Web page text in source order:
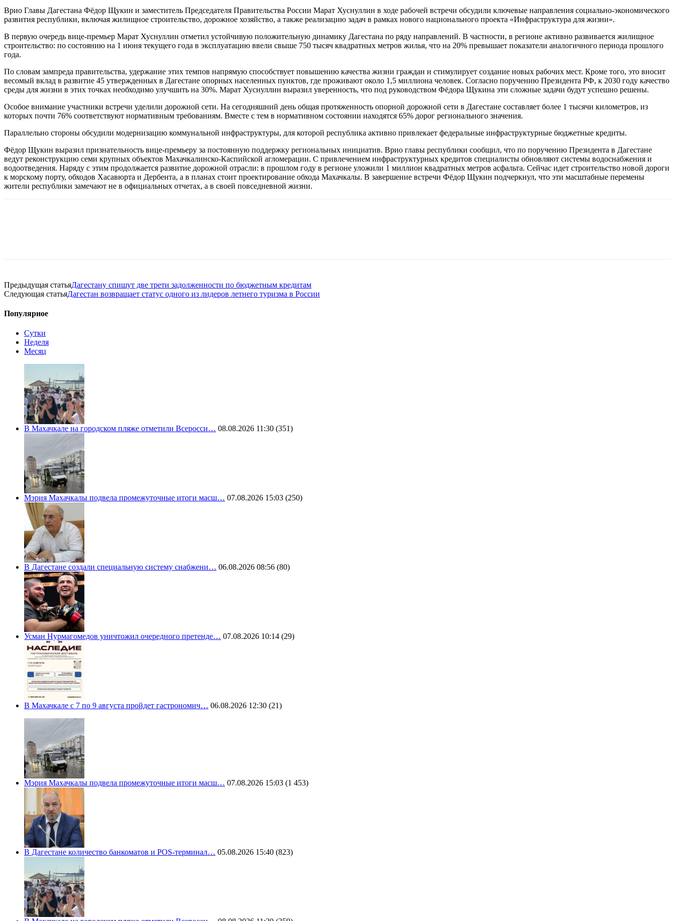
Врио Главы Дагестана Фёдор Щукин и заместитель Председателя Правительства России Марат Хуснуллин в ходе рабочей встречи обсудили ключевые направления социально-экономического
развития республики, включая жилищное строительство, дорожное хозяйство, а также реализацию задач в рамках нового национального проекта «Инфраструктура для жизни».
В первую очередь вице-премьер Марат Хуснуллин отметил устойчивую положительную динамику Дагестана по ряду направлений. В частности, в регионе активно развивается жилищное
строительство: по состоянию на 1 июня текущего года в эксплуатацию ввели свыше 750 тысяч квадратных метров жилья, что на 20% превышает показатели аналогичного периода прошлого
года.
По словам зампреда правительства, удержание этих темпов напрямую способствует повышению качества жизни граждан и стимулирует создание новых рабочих мест. Кроме того, это вносит
весомый вклад в развитие 45 утвержденных в Дагестане опорных населенных пунктов, где проживают около 1,5 миллиона человек. Согласно поручению Президента РФ, к 2030 году качество
среды для жизни в этих точках необходимо улучшить на 30%. Марат Хуснуллин выразил уверенность, что под руководством Фёдора Щукина эти сложные задачи будут успешно решены.
Особое внимание участники встречи уделили дорожной сети. На сегодняшний день общая протяженность опорной дорожной сети в Дагестане составляет более 1 тысячи километров, из
которых почти 76% соответствуют нормативным требованиям. Вместе с тем в нормативном состоянии находятся 65% дорог регионального значения.
Параллельно стороны обсудили модернизацию коммунальной инфраструктуры, для которой республика активно привлекает федеральные инфраструктурные бюджетные кредиты.
Фёдор Щукин выразил признательность вице-премьеру за постоянную поддержку региональных инициатив. Врио главы республики сообщил, что по поручению Президента в Дагестане
ведут реконструкцию семи крупных объектов Махачкалинско-Каспийской агломерации. С привлечением инфраструктурных кредитов специалисты обновляют системы водоснабжения и
водоотведения. Наряду с этим продолжается развитие дорожной отрасли: в прошлом году в регионе уложили 1 миллион квадратных метров асфальта. Сейчас идет строительство новой дороги
к морскому порту, обходов Хасавюрта и Дербента, а в планах стоит проектирование обхода Махачкалы. В завершение встречи Фёдор Щукин подчеркнул, что эти масштабные перемены
жители республики замечают не в официальных отчетах, а в своей повседневной жизни.
Предыдущая статьяДагестану спишут две трети задолженности по бюджетным кредитам
Следующая статьяДагестан возвращает статус одного из лидеров летнего туризма в России
Популярное
Сутки
Неделя
Месяц
В Махачкале на городском пляже отметили Всеросси… 08.08.2026 11:30 (351)
Мэрия Махачкалы подвела промежуточные итоги масш… 07.08.2026 15:03 (250)
В Дагестане создали специальную систему снабжени… 06.08.2026 08:56 (80)
Усман Нурмагомедов уничтожил очередного претенде… 07.08.2026 10:14 (29)
В Махачкале с 7 по 9 августа пройдет гастрономич… 06.08.2026 12:30 (21)
Мэрия Махачкалы подвела промежуточные итоги масш… 07.08.2026 15:03 (1 453)
В Дагестане количество банкоматов и POS-терминал… 05.08.2026 15:40 (823)